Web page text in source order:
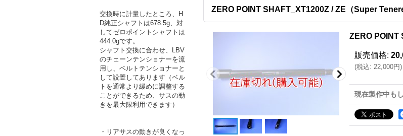
交換時に計量したところ、H
D純正シャフトは678.5g、対
してゼロポイントシャフトは
444.0gです。
シャフト交換に合わせ、LBV
のチェーンテンショナーを流
用し、ベルトテンショナーと
して設置してあります（ベル
トを通常より緩めに調整する
ことができるため、サスの動
きを最大限利用できます）
・リアサスの動きが良くなっ
ZERO POINT SHAFT_XT1200Z / ZE（Super
ZERO POINT
販売価格:
(税込: 22,000円)
現在製作中も